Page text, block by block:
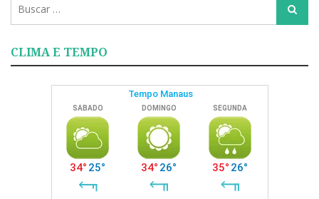
para:
Busca
CLIMA E TEMPO